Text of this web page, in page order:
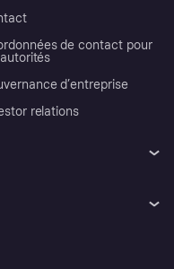
de contact pour
d’entreprise
relations